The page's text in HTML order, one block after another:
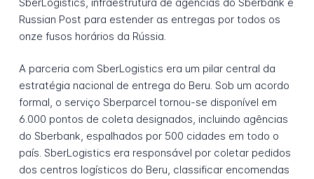
Russian Post para estender as entregas por todos os
onze fusos horários da Rússia.
A parceria com SberLogistics era um pilar central da
estratégia nacional de entrega do Beru. Sob um acordo
formal, o serviço Sberparcel tornou-se disponível em
6.000 pontos de coleta designados, incluindo agências
do Sberbank, espalhados por 500 cidades em todo o
país. SberLogistics era responsável por coletar pedidos
dos centros logísticos do Beru, classificar encomendas